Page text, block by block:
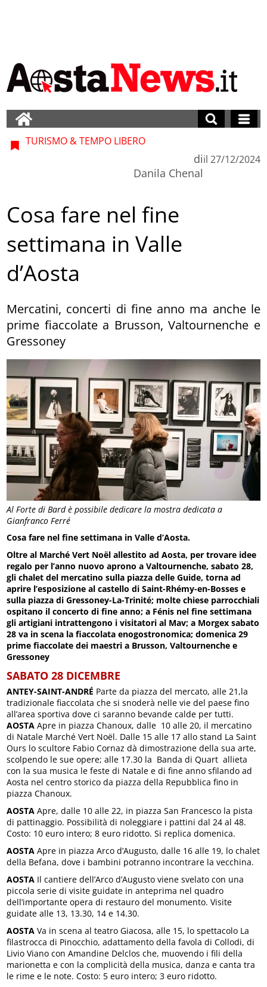
Al Forte di Bard è possibile dedicare la mostra dedicata a
Gianfranco Ferré
TURISMO & TEMPO LIBERO
di
Danila Chenal
il 27/12/2024
Cosa fare nel fine
settimana in Valle
d’Aosta
Mercatini, concerti di fine anno ma anche le
prime fiaccolate a Brusson, Valtournenche e
Gressoney
Cosa fare nel fine settimana in Valle d’Aosta.
Oltre al Marché Vert Noël allestito ad Aosta, per trovare idee
regalo per l’anno nuovo aprono a Valtournenche, sabato 28,
gli chalet del mercatino sulla piazza delle Guide, torna ad
aprire l’esposizione al castello di Saint-Rhémy-en-Bosses e
sulla piazza di Gressoney-La-Trinité; molte chiese parrocchiali
ospitano il concerto di fine anno; a Fénis nel fine settimana
gli artigiani intrattengono i visitatori al Mav; a Morgex sabato
28 va in scena la fiaccolata enogostronomica; domenica 29
prime fiaccolate dei maestri a Brusson, Valtournenche e
Gressoney
SABATO 28 DICEMBRE
ANTEY-SAINT-ANDRÉ Parte da piazza del mercato, alle 21,la
tradizionale fiaccolata che si snoderà nelle vie del paese fino
all’area sportiva dove ci saranno bevande calde per tutti.
AOSTA Apre in piazza Chanoux, dalle 10 alle 20, il mercatino
di Natale Marché Vert Noël. Dalle 15 alle 17 allo stand La Saint
Ours lo scultore Fabio Cornaz dà dimostrazione della sua arte,
scolpendo le sue opere; alle 17.30 la Banda di Quart allieta
con la sua musica le feste di Natale e di fine anno sfilando ad
Aosta nel centro storico da piazza della Repubblica fino in
piazza Chanoux.
AOSTA Apre, dalle 10 alle 22, in piazza San Francesco la pista
di pattinaggio. Possibilità di noleggiare i pattini dal 24 al 48.
Costo: 10 euro intero; 8 euro ridotto. Si replica domenica.
AOSTA Apre in piazza Arco d’Augusto, dalle 16 alle 19, lo chalet
della Befana, dove i bambini potranno incontrare la vecchina.
AOSTA Il cantiere dell’Arco d’Augusto viene svelato con una
piccola serie di visite guidate in anteprima nel quadro
dell’importante opera di restauro del monumento. Visite
guidate alle 13, 13.30, 14 e 14.30.
AOSTA Va in scena al teatro Giacosa, alle 15, lo spettacolo La
filastrocca di Pinocchio, adattamento della favola di Collodi, di
Livio Viano con Amandine Delclos che, muovendo i fili della
marionetta e con la complicità della musica, danza e canta tra
le rime e le note. Costo: 5 euro intero; 3 euro ridotto.